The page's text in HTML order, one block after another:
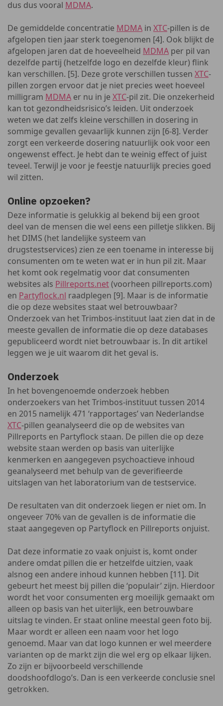
dus dus vooral MDMA.
De gemiddelde concentratie MDMA in XTC-pillen is de
afgelopen tien jaar sterk toegenomen [4]. Ook blijkt de
afgelopen jaren dat de hoeveelheid MDMA per pil van
dezelfde partij (hetzelfde logo en dezelfde kleur) flink
kan verschillen. [5]. Deze grote verschillen tussen XTC-
pillen zorgen ervoor dat je niet precies weet hoeveel
milligram MDMA er nu in je XTC-pil zit. Die onzekerheid
kan tot gezondheidsrisico’s leiden. Uit onderzoek
weten we dat zelfs kleine verschillen in dosering in
sommige gevallen gevaarlijk kunnen zijn [6-8]. Verder
zorgt een verkeerde dosering natuurlijk ook voor een
ongewenst effect. Je hebt dan te weinig effect of juist
teveel. Terwijl je voor je feestje natuurlijk precies goed
wil zitten.
Online opzoeken?
Deze informatie is gelukkig al bekend bij een groot
deel van de mensen die wel eens een pilletje slikken. Bij
het DIMS (het landelijke systeem van
drugstestservices) zien ze een toename in interesse bij
consumenten om te weten wat er in hun pil zit. Maar
het komt ook regelmatig voor dat consumenten
websites als Pillreports.net(voorheen pillreports.com)
en Partyflock.nl raadplegen [9]. Maar is de informatie
die op deze websites staat wel betrouwbaar?
Onderzoek van het Trimbos-instituut laat zien dat in de
meeste gevallen de informatie die op deze databases
gepubliceerd wordt niet betrouwbaar is. In dit artikel
leggen we je uit waarom dit het geval is.
Onderzoek
In het bovengenoemde onderzoek hebben
onderzoekers van het Trimbos-instituut tussen 2014
en 2015 namelijk 471 ‘rapportages’ van Nederlandse
XTC-pillen geanalyseerd die op de websites van
Pillreports en Partyflock staan. De pillen die op deze
website staan werden op basis van uiterlijke
kenmerken en aangegeven psychoactieve inhoud
geanalyseerd met behulp van de geverifieerde
uitslagen van het laboratorium van de testservice.
De resultaten van dit onderzoek liegen er niet om. In
ongeveer 70% van de gevallen is de informatie die
staat aangegeven op Partyflock en Pillreports onjuist.
Dat deze informatie zo vaak onjuist is, komt onder
andere omdat pillen die er hetzelfde uitzien, vaak
alsnog een andere inhoud kunnen hebben [11]. Dit
gebeurt het meest bij pillen die ‘populair’ zijn. Hierdoor
wordt het voor consumenten erg moeilijk gemaakt om
alleen op basis van het uiterlijk, een betrouwbare
uitslag te vinden. Er staat online meestal geen foto bij.
Maar wordt er alleen een naam voor het logo
genoemd. Maar van dat logo kunnen er wel meerdere
varianten op de markt zijn die wel erg op elkaar lijken.
Zo zijn er bijvoorbeeld verschillende
doodshoofdlogo’s. Dan is een verkeerde conclusie snel
getrokken.